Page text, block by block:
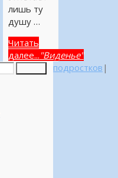
лишь ту
душу …
Читать
далее... "Виденье"
подростков |